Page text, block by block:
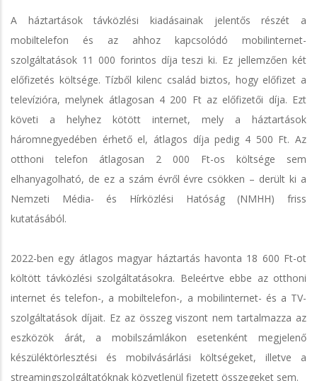
A háztartások távközlési kiadásainak jelentős részét a
mobiltelefon és az ahhoz kapcsolódó mobilinternet-
szolgáltatások 11 000 forintos díja teszi ki. Ez jellemzően két
előfizetés költsége. Tízből kilenc család biztos, hogy előfizet a
televízióra, melynek átlagosan 4 200 Ft az előfizetői díja. Ezt
követi a helyhez kötött internet, mely a háztartások
háromnegyedében érhető el, átlagos díja pedig 4 500 Ft. Az
otthoni telefon átlagosan 2 000 Ft-os költsége sem
elhanyagolható, de ez a szám évről évre csökken – derült ki a
Nemzeti Média- és Hírközlési Hatóság (NMHH) friss
kutatásából.
2022-ben egy átlagos magyar háztartás havonta 18 600 Ft-ot
költött távközlési szolgáltatásokra. Beleértve ebbe az otthoni
internet és telefon-, a mobiltelefon-, a mobilinternet- és a TV-
szolgáltatások díjait. Ez az összeg viszont nem tartalmazza az
eszközök árát, a mobilszámlákon esetenként megjelenő
készüléktörlesztési és mobilvásárlási költségeket, illetve a
streamingszolgáltatóknak közvetlenül fizetett összegeket sem.